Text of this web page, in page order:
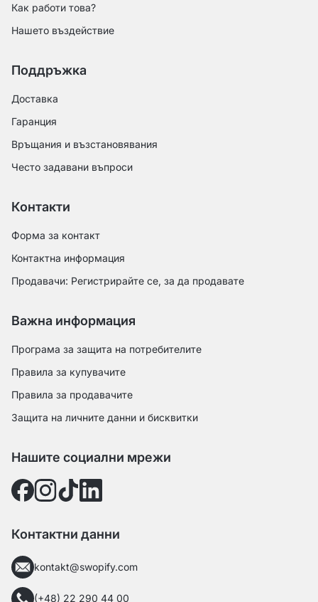
Как работи това?
Нашето въздействие
Поддръжка
Доставка
Гаранция
Връщания и възстановявания
Често задавани въпроси
Контакти
Форма за контакт
Контактна информация
Продавачи: Регистрирайте се, за да продавате
Важна информация
Програма за защита на потребителите
Правила за купувачите
Правила за продавачите
Защита на личните данни и бисквитки
Нашите социални мрежи
Контактни данни
kontakt@swopify.com
(+48) 22 290 44 00